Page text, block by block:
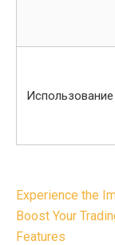
Использование
Post
Experience the
Boost Your
Features